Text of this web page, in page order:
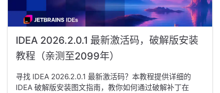
IDEA 2026.2.0.1 最新激活码，破解版安装
教程（亲测至2099年）
寻找 IDEA 2026.2.0.1 最新激活码？本教程提供详细的
IDEA 破解版安装图文指南，教你如何通过破解补丁在